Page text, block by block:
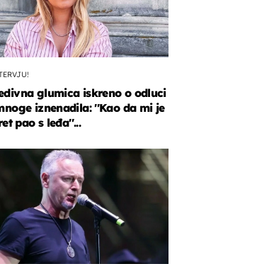
glumica iskreno o odluci
iznenadila: ''Kao da mi je
pao s leđa''...